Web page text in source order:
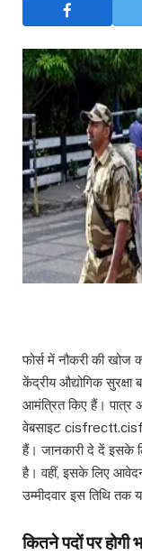
फोर्स में नौकरी की खोज
केंद्रीय औद्योगिक
आमंत्रित किए हैं। पात्र
वेबसाइट
हैं। जानकारी दे दें इसके
है। वहीं, इसके लिए
उम्मीदवार इस तिथि
कितने पदों पर होगी